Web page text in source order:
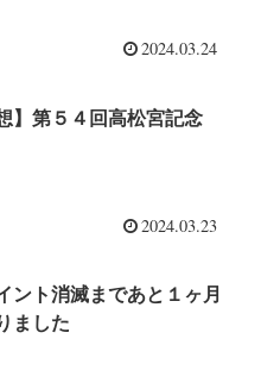
2024.03.24
】第５４回高松宮記念
2024.03.23
ント消滅まであと１ヶ月
ました